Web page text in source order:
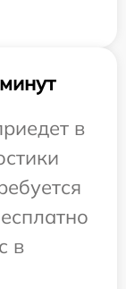
в
в